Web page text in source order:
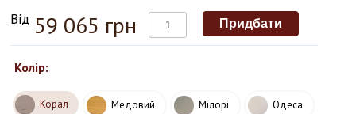
Від 59 065 грн
Колір:
Корал Медовий Мілорі Одеса